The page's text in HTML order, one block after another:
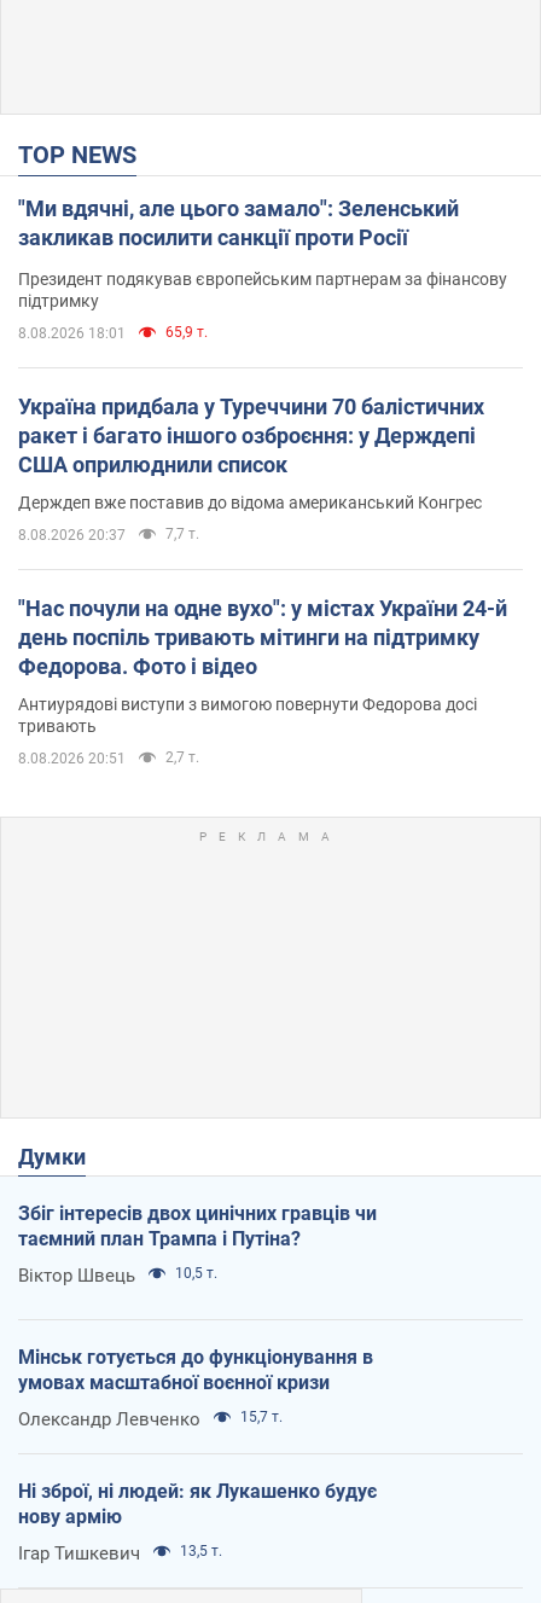
TOP NEWS
"Ми вдячні, але цього замало": Зеленський
закликав посилити санкції проти Росії
Президент подякував європейським партнерам за фінансову
підтримку
8.08.2026 18:01 65,9 т.
Україна придбала у Туреччини 70 балістичних
ракет і багато іншого озброєння: у Держдепі
США оприлюднили список
Держдеп вже поставив до відома американський Конгрес
8.08.2026 20:37 7,7 т.
"Нас почули на одне вухо": у містах України 24-й
день поспіль тривають мітинги на підтримку
Федорова. Фото і відео
Антиурядові виступи з вимогою повернути Федорова досі
тривають
8.08.2026 20:51 2,7 т.
Думки
Збіг інтересів двох цинічних гравців чи
таємний план Трампа і Путіна?
Віктор Швець 10,5 т.
Мінськ готується до функціонування в
умовах масштабної воєнної кризи
Олександр Левченко 15,7 т.
Ні зброї, ні людей: як Лукашенко будує
нову армію
Ігар Тишкевич 13,5 т.